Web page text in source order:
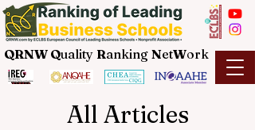
QRNW Quality Ranking NetWork
All Articles